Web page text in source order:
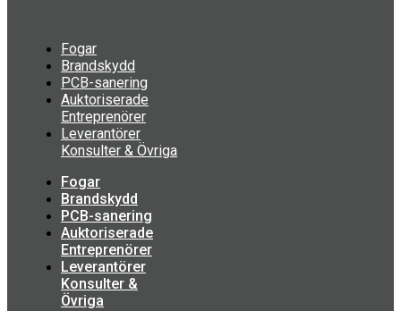
Fogar
Brandskydd
PCB-sanering
Auktoriserade
Entreprenörer
Leverantörer
Konsulter & Övriga
Fogar
Brandskydd
PCB-sanering
Auktoriserade
Entreprenörer
Leverantörer
Konsulter &
Övriga